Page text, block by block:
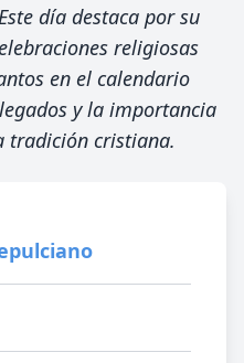
día destaca por su
religiosas
en el calendario
y la importancia
tradición cristiana.